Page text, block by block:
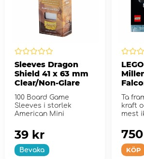
Sleeves Dragon
Shield 41 x 63 mm
Clear/Non-Glare
100 Board Game
Sleeves i storlek
American Mini
Bevaka
39 kr
Ta
kraft
mest
Wars™
KÖP